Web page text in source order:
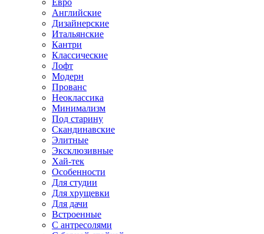
Евро
Английские
Дизайнерские
Итальянские
Кантри
Классические
Лофт
Модерн
Прованс
Неоклассика
Минимализм
Под старину
Скандинавские
Элитные
Эксклюзивные
Хай-тек
Особенности
Для студии
Для хрущевки
Для дачи
Встроенные
С антресолями